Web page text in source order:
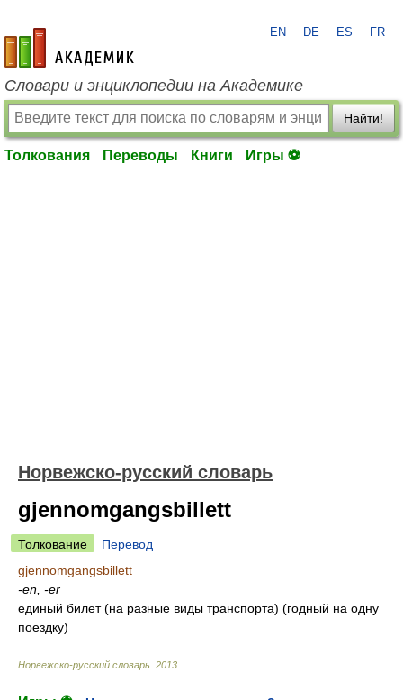
academic.ru
EN DE ES FR
Словари и энциклопедии на Академике
Найти!
Толкования Переводы Книги Игры ⚽
Норвежско-русский словарь
gjennomgangsbillett
Толкование
Перевод
gjennomgangsbillett
-en, -er
единый билет (на разные виды транспорта) (годный на одну
поездку)
Норвежско-русский словарь 2013